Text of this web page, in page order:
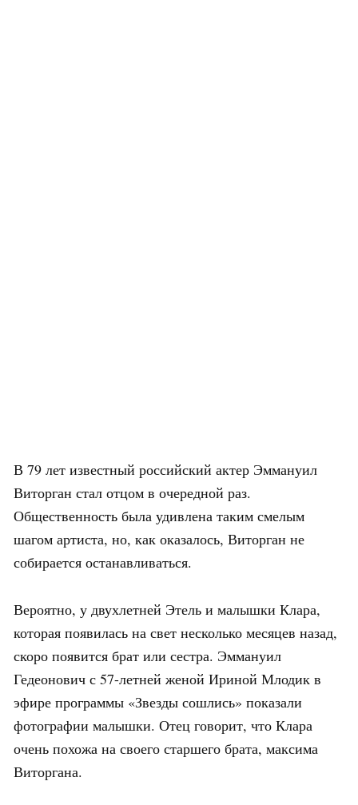
В 79 лет известный российский актер Эммануил
Виторган стал отцом в очередной раз.
Общественность была удивлена таким смелым
шагом артиста, но, как оказалось, Виторган не
собирается останавливаться.
Вероятно, у двухлетней Этель и малышки Клара,
которая появилась на свет несколько месяцев назад,
скоро появится брат или сестра. Эммануил
Гедеонович с 57-летней женой Ириной Млодик в
эфире программы «Звезды сошлись» показали
фотографии малышки. Отец говорит, что Клара
очень похожа на своего старшего брата, максима
Виторгана.